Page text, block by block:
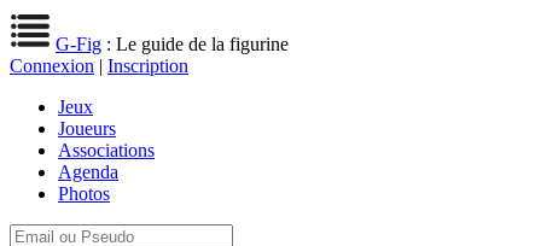
G-Fig : Le guide de la figurine
Connexion | Inscription
Jeux
Joueurs
Associations
Agenda
Photos